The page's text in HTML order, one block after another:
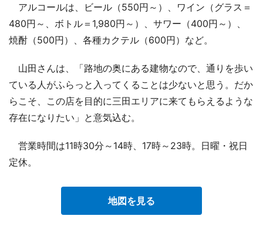
アルコールは、ビール（550円～）、ワイン（グラス＝
480円～、ボトル＝1,980円～）、サワー（400円～）、
焼酎（500円）、各種カクテル（600円）など。
山田さんは、「路地の奥にある建物なので、通りを歩い
ている人がふらっと入ってくることは少ないと思う。だか
らこそ、この店を目的に三田エリアに来てもらえるような
存在になりたい」と意気込む。
営業時間は11時30分～14時、17時～23時。日曜・祝日
定休。
地図を見る